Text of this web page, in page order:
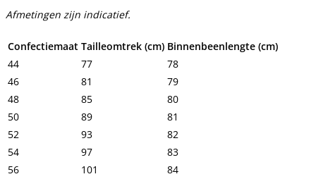
Afmetingen zijn indicatief.
Confectiemaat Tailleomtrek (cm) Binnenbeenlengte (cm)
44
77
78
46
81
79
48
85
80
50
89
81
52
93
82
54
97
83
56
101
84